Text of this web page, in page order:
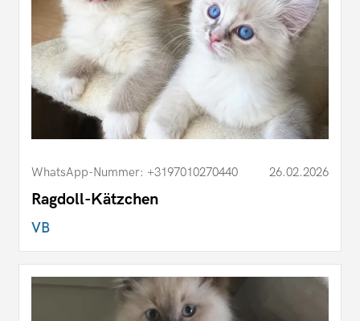
WhatsApp-Nummer: +3197010270440 26.02.2026
Ragdoll-Kätzchen
VB